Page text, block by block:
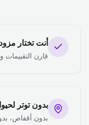
أنت تختار
قارن التقييمات
بدون توتر
بدون أقفاص،